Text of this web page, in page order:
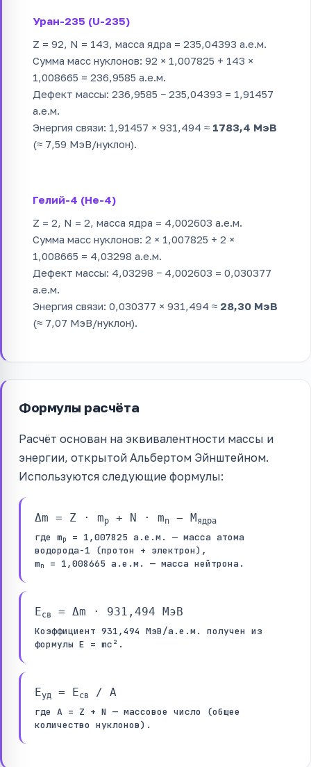
Уран-235 (U-235)
Z = 92, N = 143, масса ядра = 235,04393 а.е.м.
Сумма масс нуклонов: 92 × 1,007825 + 143 ×
1,008665 = 236,9585 а.е.м.
Дефект массы: 236,9585 − 235,04393 = 1,91457
а.е.м.
Энергия связи: 1,91457 × 931,494 ≈ 1783,4 МэВ
(≈ 7,59 МэВ/нуклон).
Гелий-4 (He-4)
Z = 2, N = 2, масса ядра = 4,002603 а.е.м.
Сумма масс нуклонов: 2 × 1,007825 + 2 ×
1,008665 = 4,03298 а.е.м.
Дефект массы: 4,03298 − 4,002603 = 0,030377
а.е.м.
Энергия связи: 0,030377 × 931,494 ≈ 28,30 МэВ
(≈ 7,07 МэВ/нуклон).
Формулы расчёта
Расчёт основан на эквивалентности массы и
энергии, открытой Альбертом Эйнштейном.
Используются следующие формулы:
Δm = Z · mp + N · mn − Mядра
где mp
= 1,007825 а.е.м. — масса атома
водорода-1 (протон + электрон),
mn = 1,008665 а.е.м. — масса нейтрона.
Eсв = Δm · 931,494 МэВ
Коэффициент 931,494 МэВ/а.е.м. получен из
формулы E = mc².
Eуд = Eсв / A
где A = Z + N — массовое число (общее
количество нуклонов).